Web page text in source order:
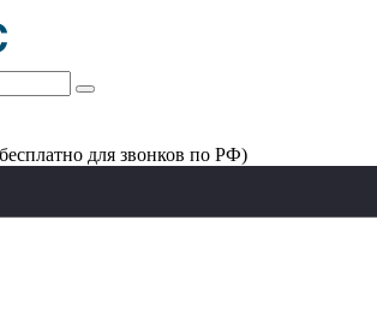
для звонков по РФ)